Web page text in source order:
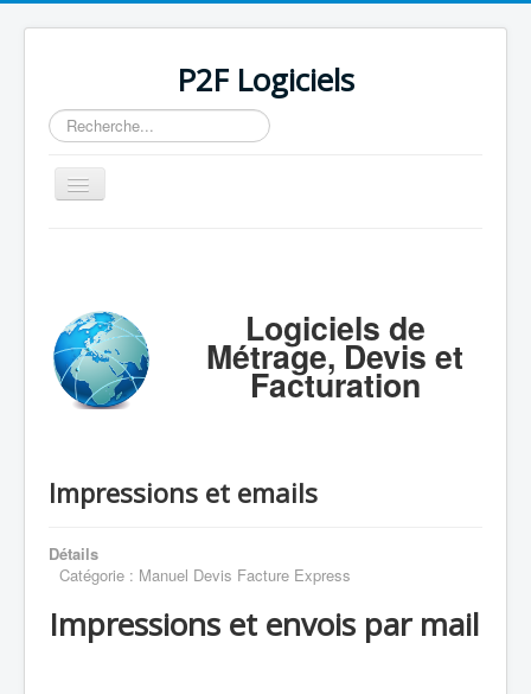
P2F Logiciels
Rechercher
Basculer
la
Support
Tarifs/Acheter
Contact / Mail / Liens
Logiciels de
Métrage, Devis et
Facturation
Impressions et emails
Détails
Catégorie : Manuel Devis Facture Express
Impressions et envois par mail